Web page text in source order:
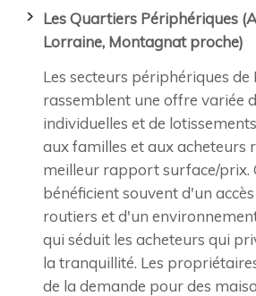
Les Quartiers Périphériques
Lorraine, Montagnat proche)
Les secteurs périphériques
rassemblent une offre variée
individuelles et de
aux familles et aux acheteurs
meilleur rapport surface/prix.
bénéficient souvent d'un
routiers et d'un
qui séduit les acheteurs qui
la tranquillité. Les
de la demande pour des